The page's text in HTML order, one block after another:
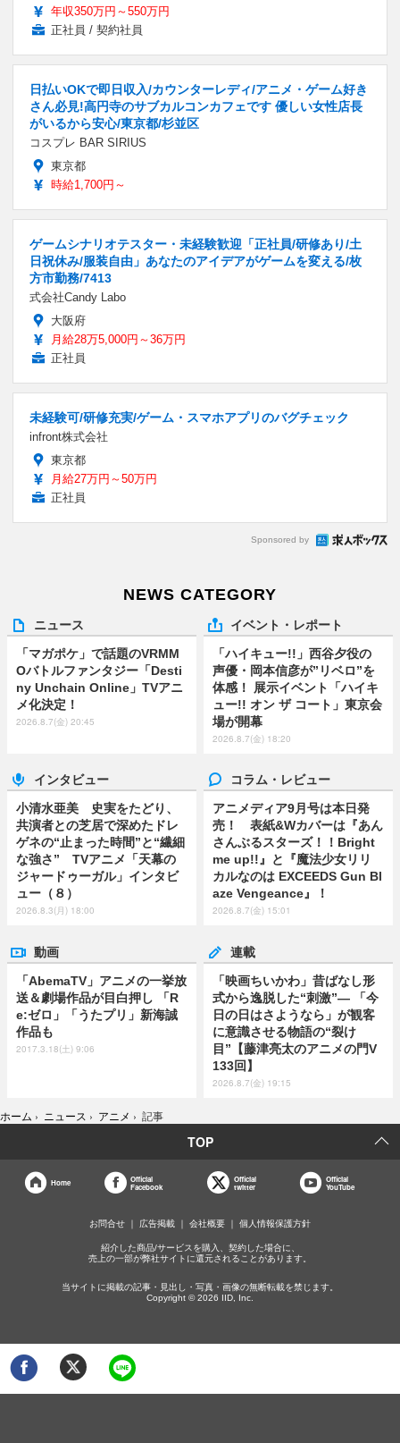
年収350万円～550万円
正社員 / 契約社員
日払いOKで即日収入/カウンターレディ/アニメ・ゲーム好き
さん必見!高円寺のサブカルコンカフェです 優しい女性店長
がいるから安心/東京都/杉並区
コスプレ BAR SIRIUS
東京都
時給1,700円～
ゲームシナリオテスター・未経験歓迎「正社員/研修あり/土
日祝休み/服装自由」あなたのアイデアがゲームを変える/枚
方市勤務/7413
式会社Candy Labo
大阪府
月給28万5,000円～36万円
正社員
未経験可/研修充実/ゲーム・スマホアプリのバグチェック
infront株式会社
東京都
月給27万円～50万円
正社員
Sponsored by
NEWS CATEGORY
ニュース
「マガポケ」で話題のVRMM
Oバトルファンタジー「Desti
ny Unchain Online」TVアニ
メ化決定！
2026.8.7(金) 20:45
イベント・レポート
「ハイキュー!!」西谷夕役の
声優・岡本信彦が”リベロ”を
体感！ 展示イベント「ハイキ
ュー!! オン ザ コート」東京会
場が開幕
2026.8.7(金) 18:20
インタビュー
小清水亜美 史実をたどり、
共演者との芝居で深めたドレ
ゲネの“止まった時間”と“繊細
な強さ” TVアニメ「天幕の
ジャードゥーガル」インタビ
ュー（８）
2026.8.3(月) 18:00
コラム・レビュー
アニメディア9月号は本日発
売！ 表紙&Wカバーは『あん
さんぶるスターズ！！Bright
me up!!』と『魔法少女リリ
カルなのは EXCEEDS Gun Bl
aze Vengeance』！
2026.8.7(金) 15:01
動画
「AbemaTV」アニメの一挙放
送＆劇場作品が目白押し 「R
e:ゼロ」「うたプリ」新海誠
作品も
2017.3.18(土) 9:06
連載
「映画ちいかわ」昔ばなし形
式から逸脱した“刺激”― 「今
日の日はさようなら」が観客
に意識させる物語の“裂け
目”【藤津亮太のアニメの門V
133回】
2026.8.7(金) 19:15
ホーム › ニュース › アニメ › 記事
TOP
Home
Official
Facebook
Official
twitter
Official
YouTube
お問合せ 広告掲載 会社概要 個人情報保護方針
紹介した商品/サービスを購入、契約した場合に、
売上の一部が弊社サイトに還元されることがあります。
当サイトに掲載の記事・見出し・写真・画像の無断転載を禁じます。
Copyright © 2026 IID, Inc.